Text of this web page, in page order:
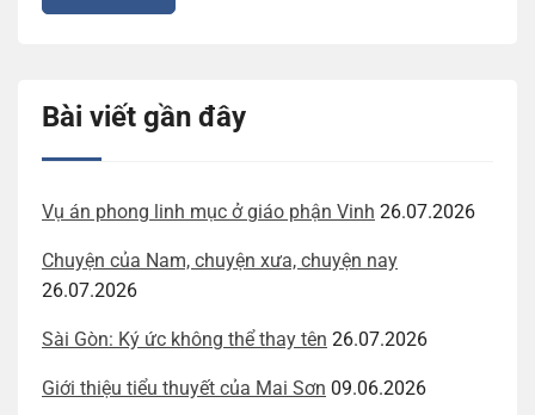
Bài viết gần đây
Vụ án phong linh mục ở giáo phận Vinh 26.07.2026
Chuyện của Nam, chuyện xưa, chuyện nay
26.07.2026
Sài Gòn: Ký ức không thể thay tên 26.07.2026
Giới thiệu tiểu thuyết của Mai Sơn 09.06.2026